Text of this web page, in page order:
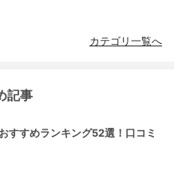
カテゴリ一覧へ
記事
すすめランキング52選！口コミ